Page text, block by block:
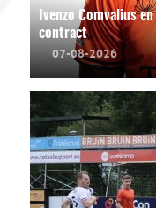
Ivenzo Comvalius
contract
07-08-2026